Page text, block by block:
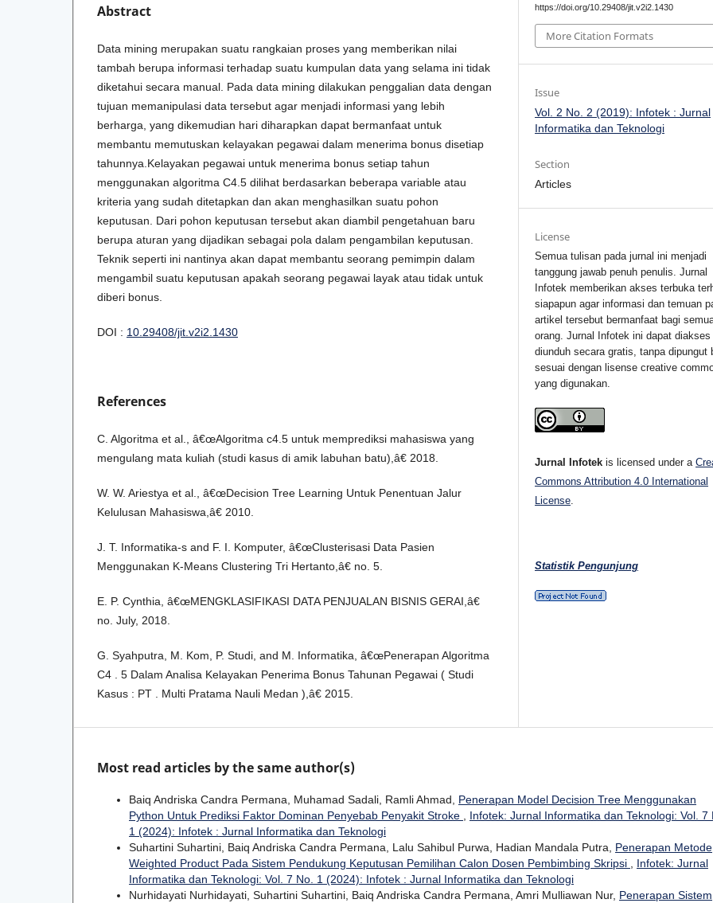
Abstract
Data mining merupakan suatu rangkaian proses yang memberikan nilai
tambah berupa informasi terhadap suatu kumpulan data yang selama ini tidak
diketahui secara manual. Pada data mining dilakukan penggalian data dengan
tujuan memanipulasi data tersebut agar menjadi informasi yang lebih
berharga, yang dikemudian hari diharapkan dapat bermanfaat untuk
membantu memutuskan kelayakan pegawai dalam menerima bonus disetiap
tahunnya.Kelayakan pegawai untuk menerima bonus setiap tahun
menggunakan algoritma C4.5 dilihat berdasarkan beberapa variable atau
kriteria yang sudah ditetapkan dan akan menghasilkan suatu pohon
keputusan. Dari pohon keputusan tersebut akan diambil pengetahuan baru
berupa aturan yang dijadikan sebagai pola dalam pengambilan keputusan.
Teknik seperti ini nantinya akan dapat membantu seorang pemimpin dalam
mengambil suatu keputusan apakah seorang pegawai layak atau tidak untuk
diberi bonus.
DOI : 10.29408/jit.v2i2.1430
References
C. Algoritma et al., â€œAlgoritma c4.5 untuk memprediksi mahasiswa yang
mengulang mata kuliah (studi kasus di amik labuhan batu),â€ 2018.
W. W. Ariestya et al., â€œDecision Tree Learning Untuk Penentuan Jalur
Kelulusan Mahasiswa,â€ 2010.
J. T. Informatika-s and F. I. Komputer, â€œClusterisasi Data Pasien
Menggunakan K-Means Clustering Tri Hertanto,â€ no. 5.
E. P. Cynthia, â€œMENGKLASIFIKASI DATA PENJUALAN BISNIS GERAI,â€
no. July, 2018.
G. Syahputra, M. Kom, P. Studi, and M. Informatika, â€œPenerapan Algoritma
C4 . 5 Dalam Analisa Kelayakan Penerima Bonus Tahunan Pegawai ( Studi
Kasus : PT . Multi Pratama Nauli Medan ),â€ 2015.
https://doi.org/10.29408/jit.v2i2.1430
More Citation Formats
Issue
Vol. 2 No. 2 (2019): Infotek : Jurnal
Informatika dan Teknologi
Section
Articles
License
Semua tulisan pada jurnal ini menjadi
tanggung jawab penuh penulis. Jurnal
Infotek memberikan akses terbuka
siapapun agar informasi dan temuan
artikel tersebut bermanfaat bagi
orang. Jurnal Infotek ini dapat diakses
diunduh secara gratis, tanpa dipungut
sesuai dengan lisense creative
yang digunakan.
Jurnal Infotek is licensed under a
Commons Attribution 4.0 International
License
Statistik Pengunjung
Most read articles by the same author(s)
Baiq Andriska Candra Permana, Muhamad Sadali, Ramli Ahmad, Penerapan Model Decision Tree Menggunakan
Python Untuk Prediksi Faktor Dominan Penyebab Penyakit Stroke
Infotek: Jurnal Informatika dan Teknologi: Vol. 7
1 (2024): Infotek : Jurnal Informatika dan Teknologi
Suhartini Suhartini, Baiq Andriska Candra Permana, Lalu Sahibul Purwa, Hadian Mandala Putra, Penerapan Metode
Weighted Product Pada Sistem Pendukung Keputusan Pemilihan Calon Dosen Pembimbing Skripsi
Infotek: Jurnal
Informatika dan Teknologi: Vol. 7 No. 1 (2024): Infotek : Jurnal Informatika dan Teknologi
Nurhidayati Nurhidayati, Suhartini Suhartini, Baiq Andriska Candra Permana, Amri Mulliawan Nur, Penerapan Sistem